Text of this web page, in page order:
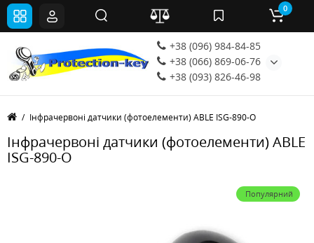
+38 (096) 984-84-85
+38 (066) 869-06-76
+38 (093) 826-46-98
0
Інфрачервоні датчики (фотоелементи) ABLE ISG-890-O
Інфрачервоні датчики (фотоелементи) ABLE
ISG-890-O
Популярний